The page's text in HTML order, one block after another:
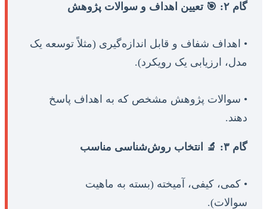
گام ۲: 🎯 تعیین اهداف و سوالات پژوهش
• اهداف شفاف و قابل اندازه‌گیری (مثلاً توسعه یک
مدل، ارزیابی یک رویکرد).
• سوالات پژوهش مشخص که به اهداف پاسخ
دهند.
گام ۳: 🔬 انتخاب روش‌شناسی مناسب
• کمی، کیفی، آمیخته (بسته به ماهیت
سوالات).